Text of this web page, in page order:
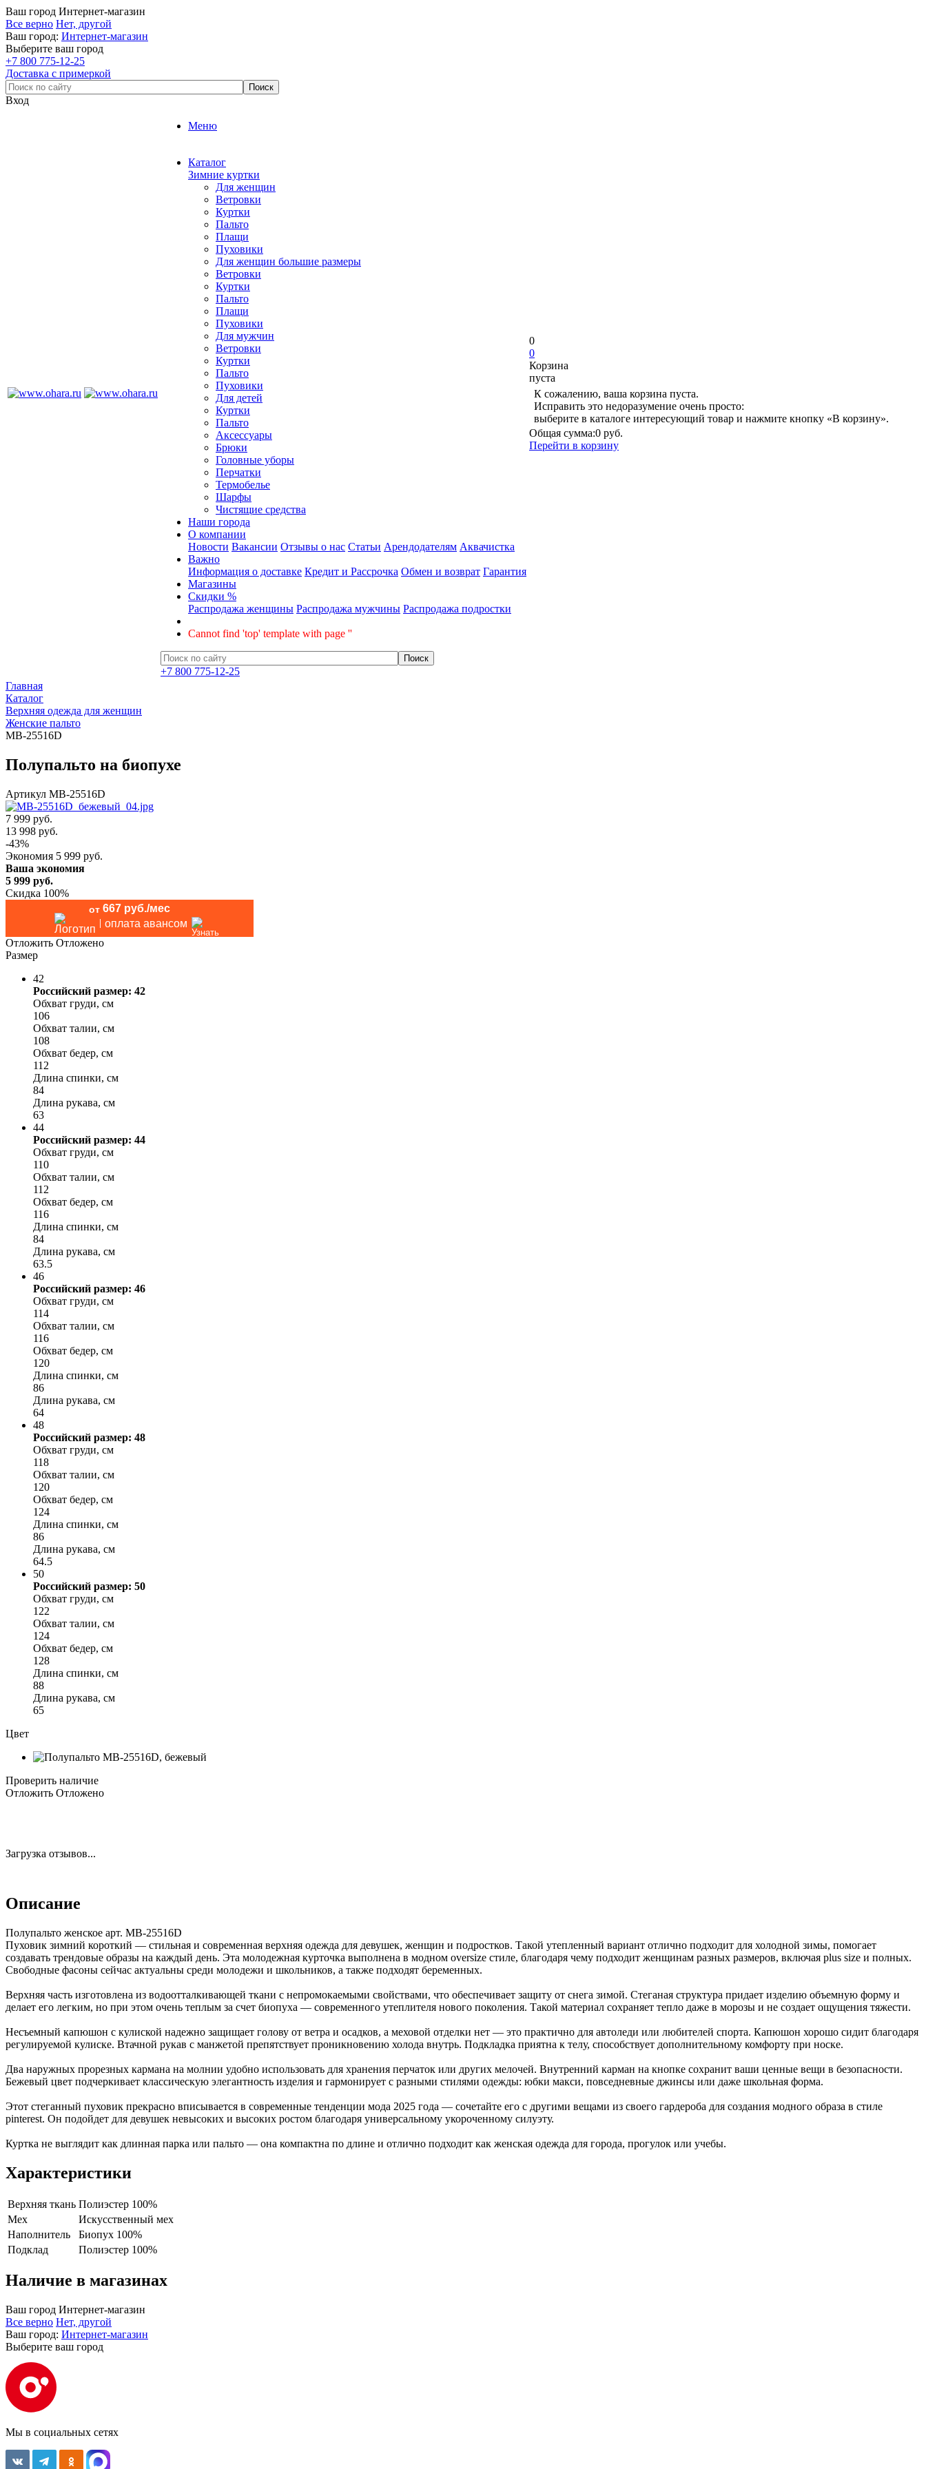
Ваш город Интернет-магазин
Все верно Нет, другой
Ваш город: Интернет-магазин
Выберите ваш город
+7 800 775-12-25
Доставка с примеркой
Вход
Меню
Каталог
Зимние куртки
Для женщин
Ветровки
Куртки
Пальто
Плащи
Пуховики
Для женщин большие размеры
Ветровки
Куртки
Пальто
Плащи
Пуховики
Для мужчин
Ветровки
Куртки
Пальто
Пуховики
Для детей
Куртки
Пальто
Аксессуары
Брюки
Головные уборы
Перчатки
Термобелье
Шарфы
Чистящие средства
Наши города
О компании
Новости Вакансии Отзывы о нас Статьи Арендодателям Аквачистка
Важно
Информация о доставке Кредит и Рассрочка Обмен и возврат Гарантия
Магазины
Скидки %
Распродажа женщины Распродажа мужчины Распродажа подростки
Cannot find 'top' template with page ''
+7 800 775-12-25
0
0
Корзина
пуста
К сожалению, ваша корзина пуста.
Исправить это недоразумение очень просто:
выберите в каталоге интересующий товар и нажмите кнопку «В корзину».
Общая сумма:0 руб.
Перейти в корзину
Главная
Каталог
Верхняя одежда для женщин
Женские пальто
MB-25516D
Полупальто на биопухе
Артикул MB-25516D
7 999 руб.
13 998 руб.
-43%
Экономия 5 999 руб.
Ваша экономия
5 999 руб.
Скидка 100%
от 667 руб./мес
оплата авансом
Отложить Отложено
Размер
42
Российский размер: 42
Обхват груди, см
106
Обхват талии, см
108
Обхват бедер, см
112
Длина спинки, см
84
Длина рукава, см
63
44
Российский размер: 44
Обхват груди, см
110
Обхват талии, см
112
Обхват бедер, см
116
Длина спинки, см
84
Длина рукава, см
63.5
46
Российский размер: 46
Обхват груди, см
114
Обхват талии, см
116
Обхват бедер, см
120
Длина спинки, см
86
Длина рукава, см
64
48
Российский размер: 48
Обхват груди, см
118
Обхват талии, см
120
Обхват бедер, см
124
Длина спинки, см
86
Длина рукава, см
64.5
50
Российский размер: 50
Обхват груди, см
122
Обхват талии, см
124
Обхват бедер, см
128
Длина спинки, см
88
Длина рукава, см
65
Цвет
Проверить наличие
Отложить Отложено
Загрузка отзывов...
Описание
Полупальто женское арт. MB-25516D
Пуховик зимний короткий — стильная и современная верхняя одежда для девушек, женщин и подростков. Такой утепленный вариант отлично подходит для холодной зимы, помогает
создавать трендовые образы на каждый день. Эта молодежная курточка выполнена в модном oversize стиле, благодаря чему подходит женщинам разных размеров, включая plus size и полных.
Свободные фасоны сейчас актуальны среди молодежи и школьников, а также подходят беременных.
Верхняя часть изготовлена из водоотталкивающей ткани с непромокаемыми свойствами, что обеспечивает защиту от снега зимой. Стеганая структура придает изделию объемную форму и
делает его легким, но при этом очень теплым за счет биопуха — современного утеплителя нового поколения. Такой материал сохраняет тепло даже в морозы и не создает ощущения тяжести.
Несъемный капюшон с кулиской надежно защищает голову от ветра и осадков, а меховой отделки нет — это практично для автоледи или любителей спорта. Капюшон хорошо сидит благодаря
регулируемой кулиске. Втачной рукав с манжетой препятствует проникновению холода внутрь. Подкладка приятна к телу, способствует дополнительному комфорту при носке.
Два наружных прорезных кармана на молнии удобно использовать для хранения перчаток или других мелочей. Внутренний карман на кнопке сохранит ваши ценные вещи в безопасности.
Бежевый цвет подчеркивает классическую элегантность изделия и гармонирует с разными стилями одежды: юбки макси, повседневные джинсы или даже школьная форма.
Этот стеганный пуховик прекрасно вписывается в современные тенденции мода 2025 года — сочетайте его с другими вещами из своего гардероба для создания модного образа в стиле
pinterest. Он подойдет для девушек невысоких и высоких ростом благодаря универсальному укороченному силуэту.
Куртка не выглядит как длинная парка или пальто — она компактна по длине и отлично подходит как женская одежда для города, прогулок или учебы.
Характеристики
Верхняя ткань Полиэстер 100%
Мех
Искусственный мех
Наполнитель
Биопух 100%
Подклад
Полиэстер 100%
Наличие в магазинах
Ваш город Интернет-магазин
Все верно Нет, другой
Ваш город: Интернет-магазин
Выберите ваш город
Мы в социальных сетях